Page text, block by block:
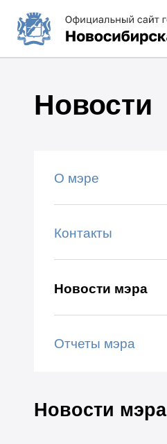
Новости
О мэре
Контакты
Новости мэра
Отчеты мэра
Новости мэра